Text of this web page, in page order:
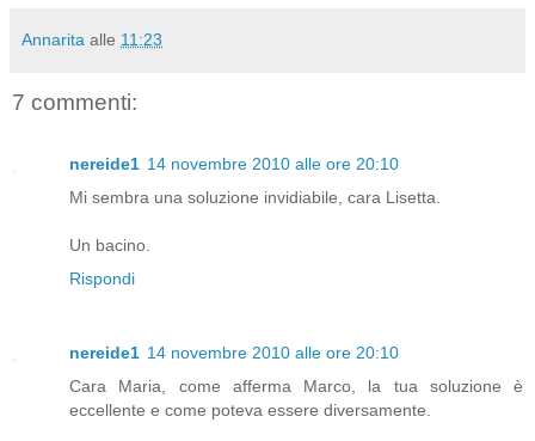
Annarita alle 11:23
7 commenti:
nereide1 14 novembre 2010 alle ore 20:10
Mi sembra una soluzione invidiabile, cara Lisetta.
Un bacino.
Rispondi
nereide1 14 novembre 2010 alle ore 20:10
Cara Maria, come afferma Marco, la tua soluzione è
eccellente e come poteva essere diversamente.